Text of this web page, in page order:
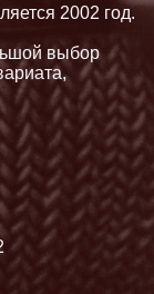
2002 год.
выбор